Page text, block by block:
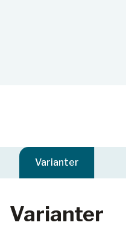
Varianter
Varianter